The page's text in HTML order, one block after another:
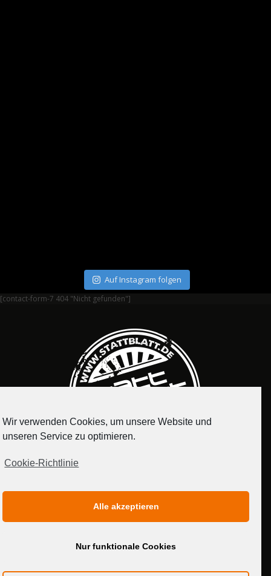
Auf Instagram folgen
[contact-form-7 404 "Nicht gefunden"]
MEDIADATEN
Wir verwenden Cookies, um unsere Website und
unseren Service zu optimieren.
Cookie-Richtlinie
Alle akzeptieren
Nur funktionale Cookies